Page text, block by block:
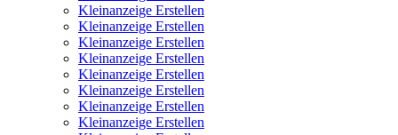
Kleinanzeige Erstellen
Kleinanzeige Erstellen
Kleinanzeige Erstellen
Kleinanzeige Erstellen
Kleinanzeige Erstellen
Kleinanzeige Erstellen
Kleinanzeige Erstellen
Kleinanzeige Erstellen